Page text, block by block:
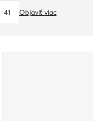
41 Objaviť viac